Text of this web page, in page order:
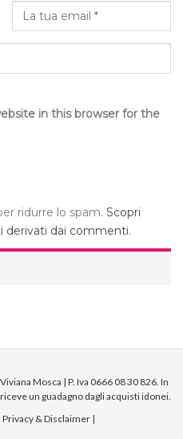
in this browser for the
ridurre lo spam. Scopri
derivati dai commenti.
Mosca | P. Iva 0666 08 30 826. In
un guadagno dagli acquisti idonei.
Privacy & Disclaimer |